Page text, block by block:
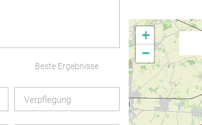
Beste Ergebnisse
Verpflegung
+
−